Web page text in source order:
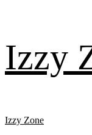
content
Izzy
Primary
Izzy Zone